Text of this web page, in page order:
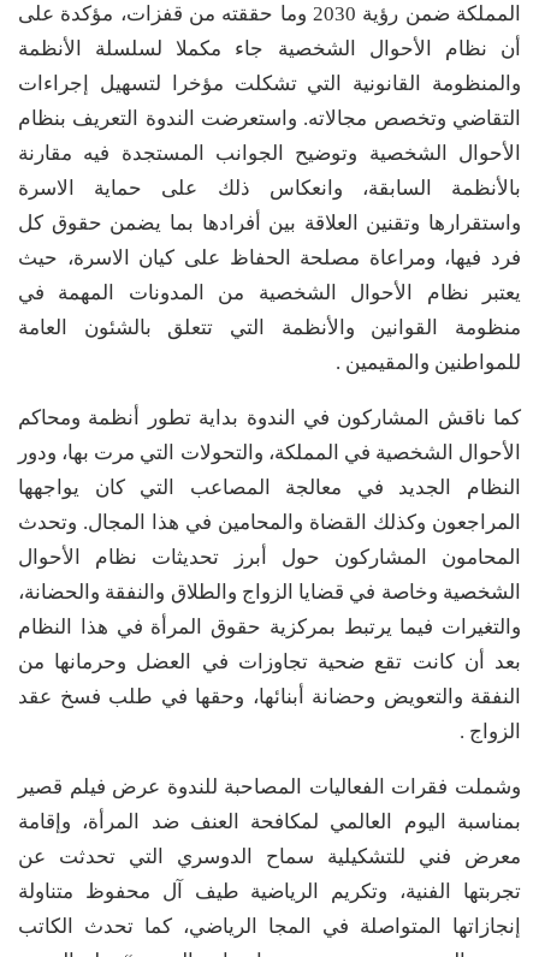
المملكة ضمن رؤية 2030 وما حققته من قفزات، مؤكدة على
أن نظام الأحوال الشخصية جاء مكملا لسلسلة الأنظمة
والمنظومة القانونية التي تشكلت مؤخرا لتسهيل إجراءات
التقاضي وتخصص مجالاته. واستعرضت الندوة التعريف بنظام
الأحوال الشخصية وتوضيح الجوانب المستجدة فيه مقارنة
بالأنظمة السابقة، وانعكاس ذلك على حماية الاسرة
واستقرارها وتقنين العلاقة بين أفرادها بما يضمن حقوق كل
فرد فيها، ومراعاة مصلحة الحفاظ على كيان الاسرة، حيث
يعتبر نظام الأحوال الشخصية من المدونات المهمة في
منظومة القوانين والأنظمة التي تتعلق بالشئون العامة
للمواطنين والمقيمين .
كما ناقش المشاركون في الندوة بداية تطور أنظمة ومحاكم
الأحوال الشخصية في المملكة، والتحولات التي مرت بها، ودور
النظام الجديد في معالجة المصاعب التي كان يواجهها
المراجعون وكذلك القضاة والمحامين في هذا المجال. وتحدث
المحامون المشاركون حول أبرز تحديثات نظام الأحوال
الشخصية وخاصة في قضايا الزواج والطلاق والنفقة والحضانة،
والتغيرات فيما يرتبط بمركزية حقوق المرأة في هذا النظام
بعد أن كانت تقع ضحية تجاوزات في العضل وحرمانها من
النفقة والتعويض وحضانة أبنائها، وحقها في طلب فسخ عقد
الزواج .
وشملت فقرات الفعاليات المصاحبة للندوة عرض فيلم قصير
بمناسبة اليوم العالمي لمكافحة العنف ضد المرأة، وإقامة
معرض فني للتشكيلية سماح الدوسري التي تحدثت عن
تجربتها الفنية، وتكريم الرياضية طيف آل محفوظ متناولة
إنجازاتها المتواصلة في المجا الرياضي، كما تحدث الكاتب